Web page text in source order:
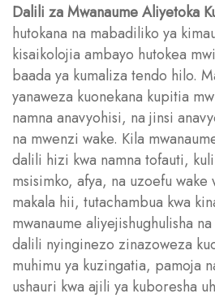
Dalili za Mwanaume Aliyetoka
hutokana na mabadiliko ya
kisaikolojia ambayo hutokea
baada ya kumaliza tendo hilo.
yanaweza kuonekana kupitia
namna anavyohisi, na jinsi
na mwenzi wake. Kila
dalili hizi kwa namna tofauti,
msisimko, afya, na uzoefu
makala hii, tutachambua kwa
mwanaume aliyejishughulisha
dalili nyinginezo zinazoweza
muhimu ya kuzingatia, pamoja
ushauri kwa ajili ya kuboresha